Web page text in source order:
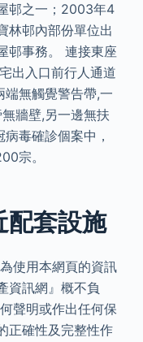
邨之一；2003年4
林邨內部份單位出
邨事務。 連接東座
出入口前行人通道
端無觸覺警告帶,一
牆壁,另一邊無扶
毒確診個案中，
宗。
配套設施
使用本網頁的資訊
資訊網』概不負
聲明或作出任何保
正確性及完整性作